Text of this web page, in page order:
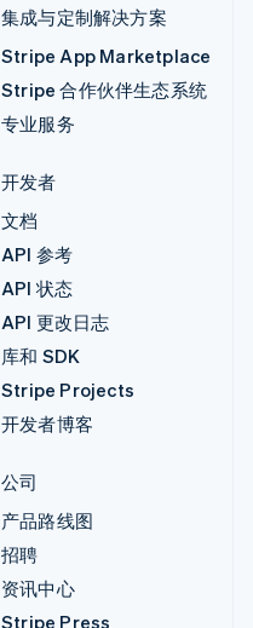
集成与定制解决方案
Stripe App Marketplace
Stripe 合作伙伴生态系统
专业服务
开发者
文档
API 参考
API 状态
API 更改日志
库和 SDK
Stripe Projects
开发者博客
公司
产品路线图
招聘
资讯中心
Stripe Press